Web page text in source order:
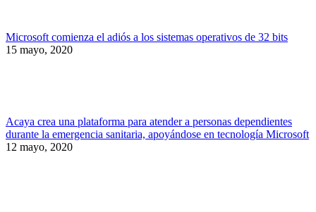
Microsoft comienza el adiós a los sistemas operativos de 32 bits
15 mayo, 2020
Acaya crea una plataforma para atender a personas dependientes
durante la emergencia sanitaria, apoyándose en tecnología Microsoft
12 mayo, 2020